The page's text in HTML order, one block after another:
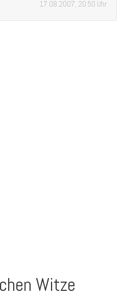
17.08.2007, 20:50 Uhr
Witze